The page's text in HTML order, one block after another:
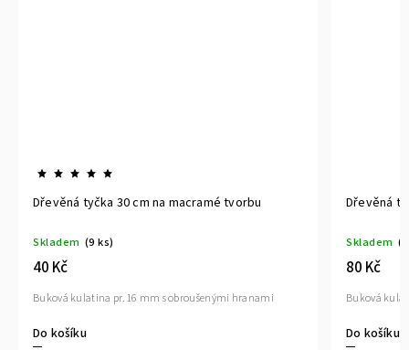
tvorbu
hranami
Dřevěná tyčka 80 cm na macramé tvorbu
Buková kulatina pr.16 mm s obroušenými hranami